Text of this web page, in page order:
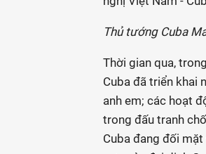
Thủ tướng Cuba
Thời gian qua,
Cuba đã triển khai
anh em; các hoạt
trong đấu tranh
Cuba đang đối